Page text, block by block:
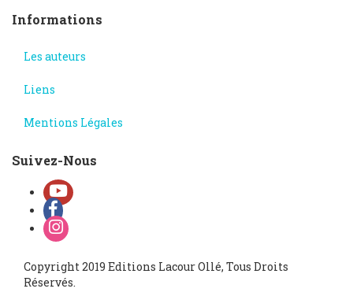
Informations
Les auteurs
Liens
Mentions Légales
Suivez-Nous
Copyright 2019 Editions Lacour Ollé, Tous Droits
Réservés.